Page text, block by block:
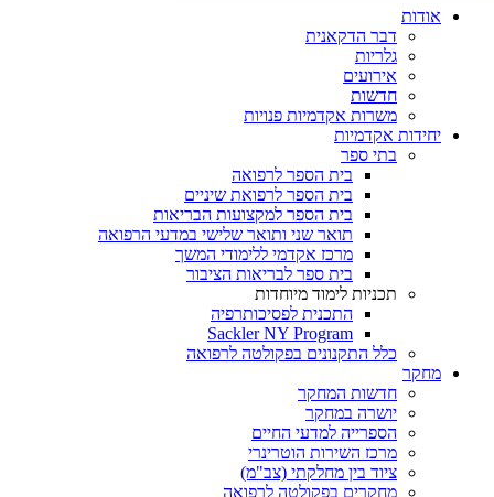
אודות
דבר הדקאנית
גלריות
אירועים
חדשות
משרות אקדמיות פנויות
יחידות אקדמיות
בתי ספר
בית הספר לרפואה
בית הספר לרפואת שיניים
בית הספר למקצועות הבריאות
תואר שני ותואר שלישי במדעי הרפואה
מרכז אקדמי ללימודי המשך
בית ספר לבריאות הציבור
תכניות לימוד מיוחדות
התכנית לפסיכותרפיה
Sackler NY Program
כלל התקנונים בפקולטה לרפואה
מחקר
חדשות המחקר
יושרה במחקר
הספרייה למדעי החיים
מרכז השירות הוטרינרי
ציוד בין מחלקתי (צב"מ)
מחקרים בפקולטה לרפואה